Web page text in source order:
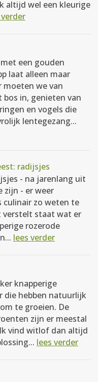
altijd wel een kleurige
een gouden
laat alleen maar
moeten we van
in, genieten van
en vogels die
lentegezang...
radijsjes
- na jarenlang uit
zijn - er weer
culinair zo weten te
verstelt staat wat er
rozerode
lees verder
knapperige
die hebben natuurlijk
te groeien. De
zijn er meestal
vind witlof dan altijd
lees verder